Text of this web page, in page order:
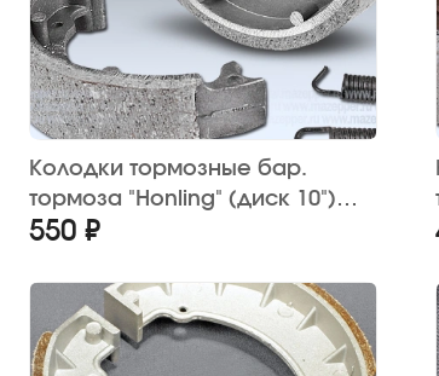
Колодки тормозные бар.
тормоза "Honling" (диск 10")
80х18 мм. (2 шт.) Китай
550 ₽